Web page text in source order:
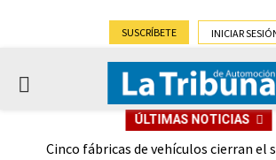
SUSCRÍBETE INICIAR
PRIMARY
ÚLTIMAS NOTICIAS
Cinco fábricas de vehículos cierran el